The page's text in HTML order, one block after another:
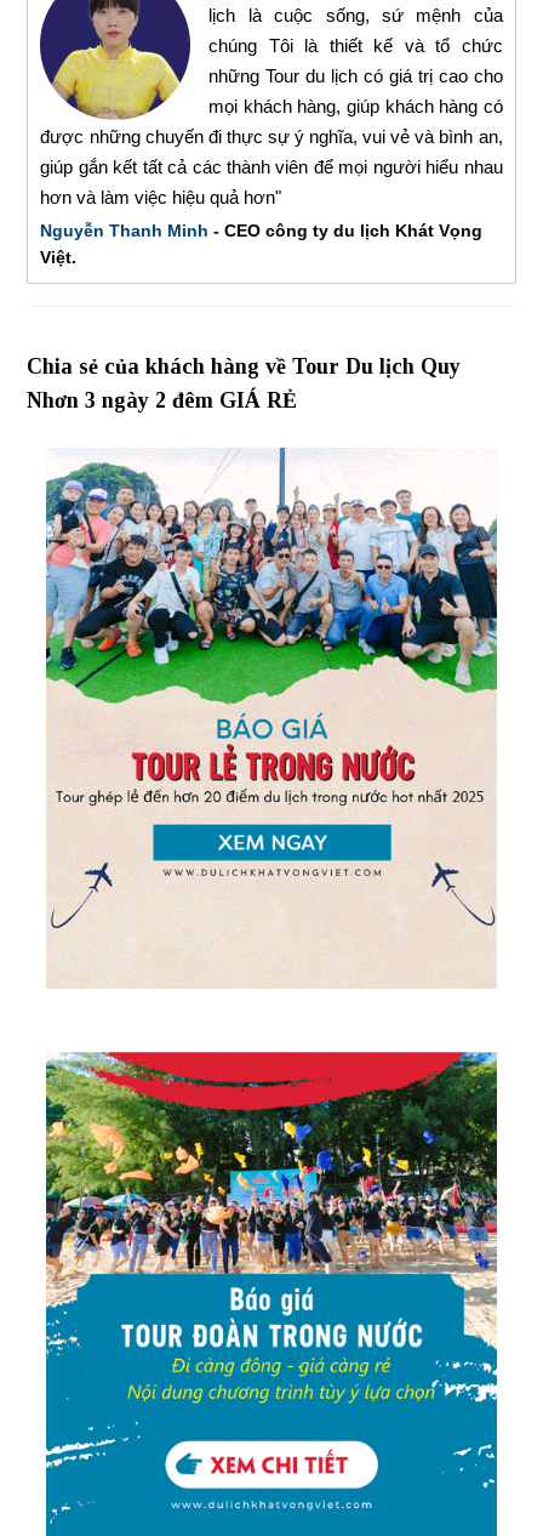
lịch là cuộc sống, sứ mệnh của
chúng Tôi là thiết kế và tổ chức
những Tour du lịch có giá trị cao cho
mọi khách hàng, giúp khách hàng có
được những chuyến đi thực sự ý nghĩa, vui vẻ và bình an,
giúp gắn kết tất cả các thành viên để mọi người hiểu nhau
hơn và làm việc hiệu quả hơn"
Nguyễn Thanh Minh - CEO công ty du lịch Khát Vọng
Việt.
Chia sẻ của khách hàng về Tour Du lịch Quy
Nhơn 3 ngày 2 đêm GIÁ RẺ